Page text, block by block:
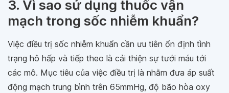
3. Vì sao sử dụng thuốc vận
mạch trong sốc nhiễm khuẩn?
Việc điều trị sốc nhiễm khuẩn cần ưu tiên ổn định tình
trạng hô hấp và tiếp theo là cải thiện sự tưới máu tới
các mô. Mục tiêu của việc điều trị là nhằm đưa áp suất
động mạch trung bình trên 65mmHg, độ bão hòa oxy